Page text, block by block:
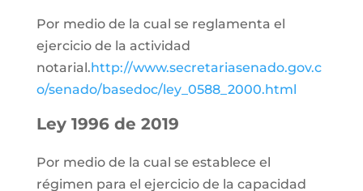
Por medio de la cual se reglamenta el
ejercicio de la actividad
notarial.http://www.secretariasenado.gov.c
o/senado/basedoc/ley_0588_2000.html
Ley 1996 de 2019
Por medio de la cual se establece el
régimen para el ejercicio de la capacidad